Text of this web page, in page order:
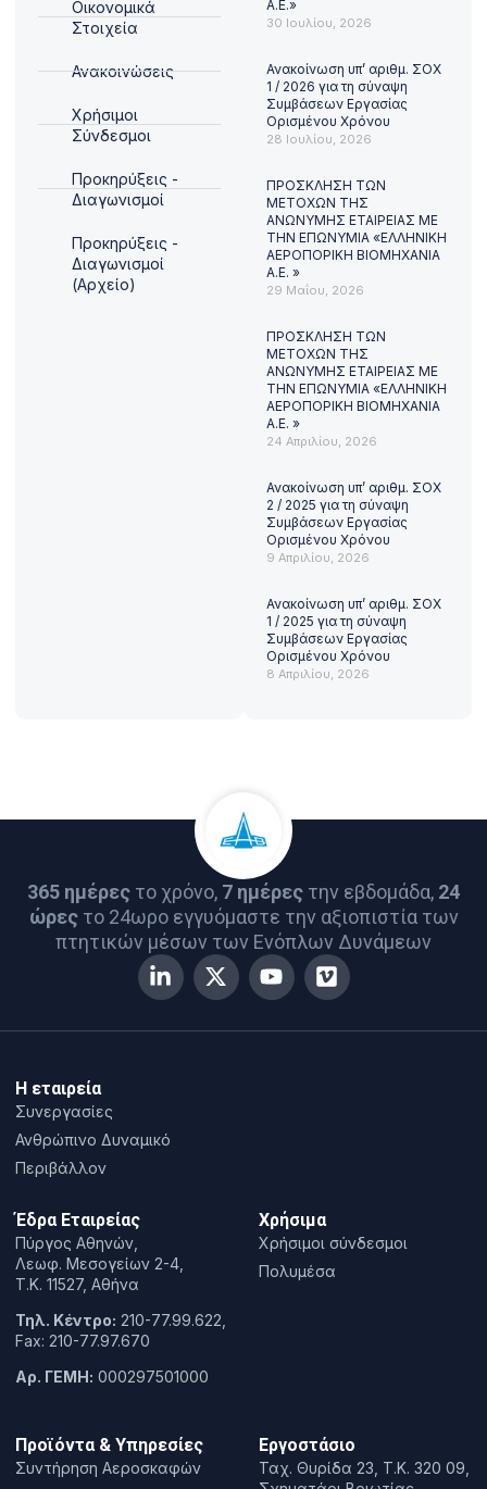
Οικονομικά
Στοιχεία
Ανακοινώσεις
Χρήσιμοι
Σύνδεσμοι
Προκηρύξεις -
Διαγωνισμοί
Προκηρύξεις -
Διαγωνισμοί
(Αρχείο)
Α.Ε.»
30 Ιουλίου, 2026
Ανακοίνωση υπ’ αριθμ. ΣΟΧ
1 / 2026 για τη σύναψη
Συμβάσεων Εργασίας
Ορισμένου Χρόνου
28 Ιουλίου, 2026
ΠΡΟΣΚΛΗΣΗ ΤΩΝ
ΜΕΤΟΧΩΝ ΤΗΣ
ΑΝΩΝΥΜΗΣ ΕΤΑΙΡΕΙΑΣ ΜΕ
ΤΗΝ ΕΠΩΝΥΜΙΑ «ΕΛΛΗΝΙΚΗ
ΑΕΡΟΠΟΡΙΚΗ ΒΙΟΜΗΧΑΝΙΑ
Α.Ε. »
29 Μαΐου, 2026
ΠΡΟΣΚΛΗΣΗ ΤΩΝ
ΜΕΤΟΧΩΝ ΤΗΣ
ΑΝΩΝΥΜΗΣ ΕΤΑΙΡΕΙΑΣ ΜΕ
ΤΗΝ ΕΠΩΝΥΜΙΑ «ΕΛΛΗΝΙΚΗ
ΑΕΡΟΠΟΡΙΚΗ ΒΙΟΜΗΧΑΝΙΑ
Α.Ε. »
24 Απριλίου, 2026
Ανακοίνωση υπ’ αριθμ. ΣΟΧ
2 / 2025 για τη σύναψη
Συμβάσεων Εργασίας
Ορισμένου Χρόνου
9 Απριλίου, 2026
Ανακοίνωση υπ’ αριθμ. ΣΟΧ
1 / 2025 για τη σύναψη
Συμβάσεων Εργασίας
Ορισμένου Χρόνου
8 Απριλίου, 2026
365 ημέρες το χρόνο, 7 ημέρες την εβδομάδα, 24
ώρεςτο 24ωρο εγγυόμαστε την αξιοπιστία των
πτητικών μέσων των Ενόπλων Δυνάμεων
Έδρα Εταιρείας
Πύργος Αθηνών,
Λεωφ. Μεσογείων 2-4,
T.K. 11527, Αθήνα
Τηλ. Κέντρο: 210-77.99.622,
Fax: 210-77.97.670
Αρ. ΓΕΜΗ: 000297501000
Εργοστάσιο
Ταχ. Θυρίδα 23, Τ.Κ. 320 09,
Η εταιρεία
Συνεργασίες
Ανθρώπινο Δυναμικό
Περιβάλλον
Προϊόντα & Υπηρεσίες
Συντήρηση Αεροσκαφών
Χρήσιμα
Χρήσιμοι σύνδεσμοι
Πολυμέσα